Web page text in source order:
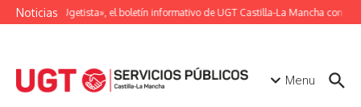
Saltar al contenido
Noticias
«Unión Ugetista», el boletín informativo de UGT Castilla-La Mancha con
Menu